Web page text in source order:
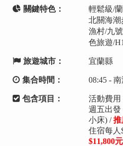
關鍵特色：
輕鬆級/
北關海
漁村/九
色旅遊/
旅遊城市： 宜蘭縣
集合時間： 08:45 -
包含項目：
活動費用
週五出發
小床) /推
住宿每人
$11,800元